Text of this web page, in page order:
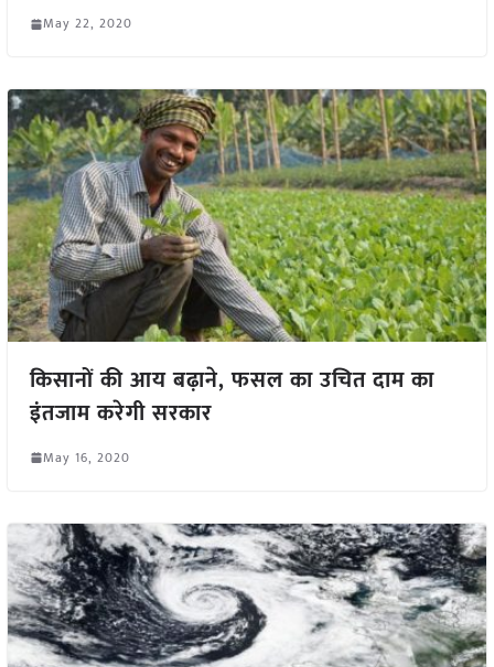
May 22, 2020
किसानों की आय बढ़ाने, फसल का उचित दाम का
इंतजाम करेगी सरकार
May 16, 2020